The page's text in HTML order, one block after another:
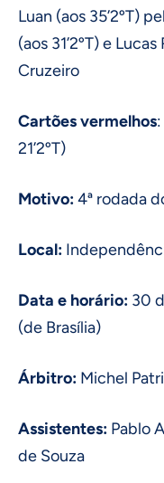
Luan (aos 35’2ºT)
(aos 31’2ºT) e
Cruzeiro
Cartões vermelhos
21’2ºT)
Motivo:4ª rodada
Local:
Data e horário: 30
(de Brasília)
Árbitro: Michel
Assistentes: Pablo
de Souza